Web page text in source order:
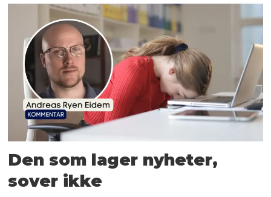
Den som lager nyheter,
sover ikke